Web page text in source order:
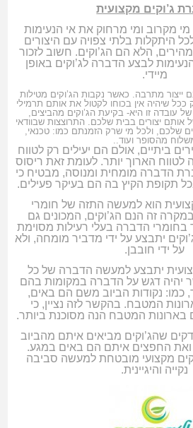
ג’וקים מקצועית
מקרוב ומי מרחוק את אי הנעימות
היתקלות בלתי צפויה עם היצורים
הלא הם הג’וקים. חשוב לזכור
לבצע הדברה לג’וקים באופן
מיידי.
ייצור מתרבה. כאשר נקבות הג’וקים מטילות
שיהיה אין בכוחו לקטול את אותם תרמילי
עובדה זו היא- בקיעת הג’וקים מהביצים,
אותם יצורים בבית שלכם. התרוצצות שבוודאי
שלכם, ולכל מי שרק הזמנתם כמו: טכנאי,
מהסופר ועוד..
ביתיים, אולם הם יעילים רק לטווח
הארוך יותר. לעומת זאת ריסוס
הדברה מומחית ומנוסה, מבטיח כי
בכל תקופת הקיץ בה הם בעיקר פעילים.
הוא למעשה התזה של חומרי
זה הנם הג’וקים, המכונים גם
בחומרי הדברה בעלי רעילות מסוימת
יתבצע על ידי מדביר מומחה, ולא
על ידי חובבן.
יתבצע למעשה הדברה של כל
יהיה דגש על הדברה במקומות בהם
כמו: נקודות הביוב משם הם באים,
המטבח. בהקשר לזה נציין, כי
בארונות המטבח הנה מסוכנת ביותר.
שהג’וקים מביאים איתם מהביוב
ואת החפצים איתם הם באים במגע.
מקצועי מובטחת למעשה סביבה
נקייה והיגיינית.